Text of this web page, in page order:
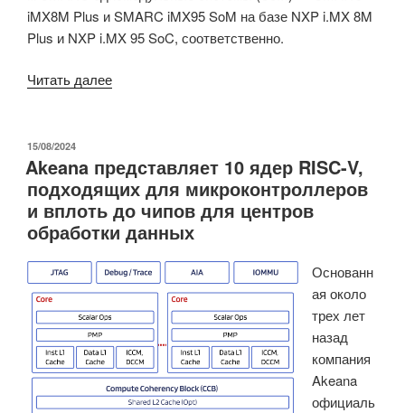
iMX8M Plus и SMARC iMX95 SoM на базе NXP i.MX 8M
Plus и NXP i.MX 95 SoC, соответственно.
Читать далее«Toradex
модули
SMARC
с
чипами
для
улучшения
совместимости
и
цепочки
поставок»
ОПУБЛИКОВАНО
15/08/2024
Akeana представляет 10 ядер RISC-V,
подходящих для микроконтроллеров
и вплоть до чипов для центров
обработки данных
Основанн
ая около
трех лет
назад
компания
Akeana
официаль